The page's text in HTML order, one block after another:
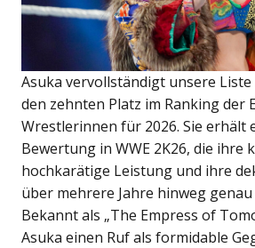
Asuka vervollständigt unsere
den zehnten Platz im Ranking der
Wrestlerinnen für 2026. Sie erhält
Bewertung in WWE 2K26, die ihre
hochkarätige Leistung und ihre
über mehrere Jahre hinweg
Bekannt als „The Empress of
Asuka einen Ruf als formidable